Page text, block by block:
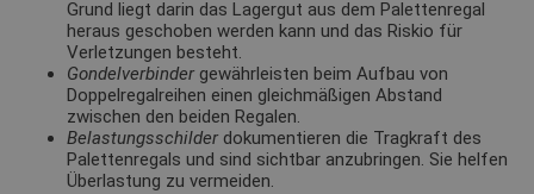
Grund liegt darin das Lagergut aus dem Palettenregal
heraus geschoben werden kann und das Riskio für
Verletzungen besteht.
Gondelverbinder gewährleisten beim Aufbau von
Doppelregalreihen einen gleichmäßigen Abstand
zwischen den beiden Regalen.
Belastungsschilder dokumentieren die Tragkraft des
Palettenregals und sind sichtbar anzubringen. Sie helfen
Überlastung zu vermeiden.